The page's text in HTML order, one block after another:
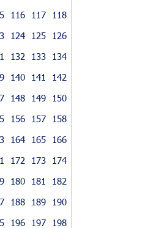
116 117
118
124 125
126
132 133
134
140 141
142
148 149
150
156 157
158
164 165
166
172 173
174
180 181
182
188 189
190
196 197
198